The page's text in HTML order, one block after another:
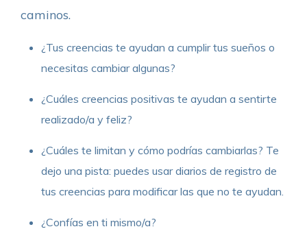
caminos.
¿Tus creencias te ayudan a cumplir tus sueños o
necesitas cambiar algunas?
¿Cuáles creencias positivas te ayudan a sentirte
realizado/a y feliz?
¿Cuáles te limitan y cómo podrías cambiarlas? Te
dejo una pista: puedes usar diarios de registro de
tus creencias para modificar las que no te ayudan.
¿Confías en ti mismo/a?